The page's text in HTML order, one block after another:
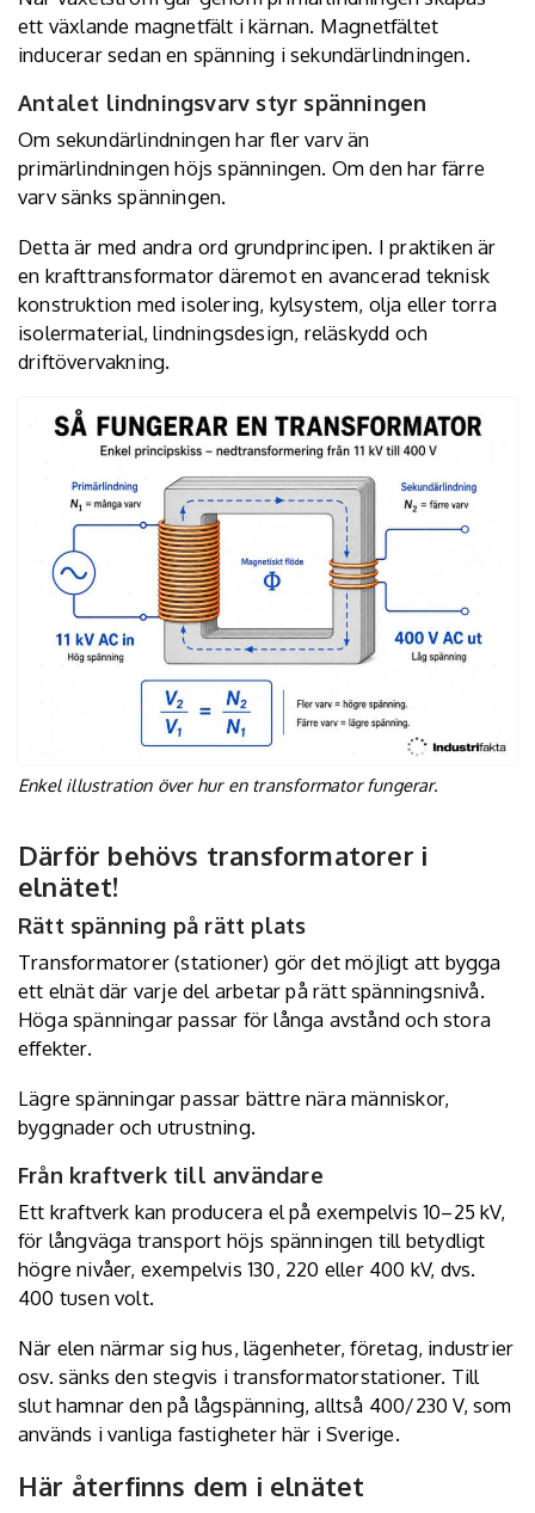
ett växlande magnetfält i kärnan. Magnetfältet
inducerar sedan en spänning i sekundärlindningen.
Antalet lindningsvarv styr spänningen
Om sekundärlindningen har fler varv än
primärlindningen höjs spänningen. Om den har färre
varv sänks spänningen.
Detta är med andra ord grundprincipen. I praktiken är
en krafttransformator däremot en avancerad teknisk
konstruktion med isolering, kylsystem, olja eller torra
isolermaterial, lindningsdesign, reläskydd och
driftövervakning.
Enkel illustration över hur en transformator fungerar.
Därför behövs transformatorer i
elnätet!
Rätt spänning på rätt plats
Transformatorer (stationer) gör det möjligt att bygga
ett elnät där varje del arbetar på rätt spänningsnivå.
Höga spänningar passar för långa avstånd och stora
effekter.
Lägre spänningar passar bättre nära människor,
byggnader och utrustning.
Från kraftverk till användare
Ett kraftverk kan producera el på exempelvis 10–25 kV,
för långväga transport höjs spänningen till betydligt
högre nivåer, exempelvis 130, 220 eller 400 kV, dvs.
400 tusen volt.
När elen närmar sig hus, lägenheter, företag, industrier
osv. sänks den stegvis i transformatorstationer. Till
slut hamnar den på lågspänning, alltså 400/230 V, som
används i vanliga fastigheter här i Sverige.
Här återfinns dem i elnätet